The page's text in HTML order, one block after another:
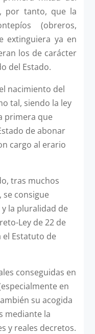
por tanto, que la
(obreros,
extinguiera ya en
los de carácter
del Estado.
nacimiento del
tal, siendo la ley
primera que
de abonar
cargo al erario
tras muchos
consigue
la pluralidad de
Ley de 22 de
el Estatuto de
conseguidas en
en
su acogida
mediante la
y reales decretos.